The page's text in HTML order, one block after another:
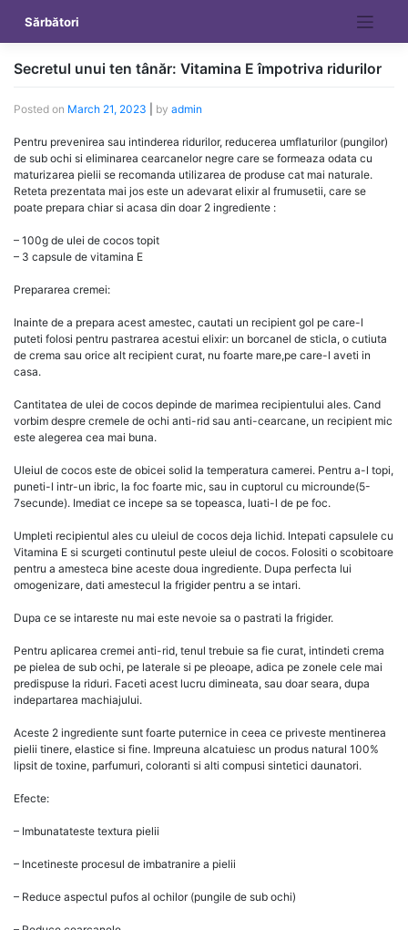
content
Sărbători
Secretul unui ten tânăr: Vitamina E împotriva ridurilor
Posted on March 21, 2023 by admin
Pentru prevenirea sau intinderea ridurilor, reducerea umflaturilor (pungilor)
de sub ochi si eliminarea cearcanelor negre care se formeaza odata cu
maturizarea pielii se recomanda utilizarea de produse cat mai naturale.
Reteta prezentata mai jos este un adevarat elixir al frumusetii, care se
poate prepara chiar si acasa din doar 2 ingrediente :
– 100g de ulei de cocos topit
– 3 capsule de vitamina E
Prepararea cremei:
Inainte de a prepara acest amestec, cautati un recipient gol pe care-l
puteti folosi pentru pastrarea acestui elixir: un borcanel de sticla, o cutiuta
de crema sau orice alt recipient curat, nu foarte mare,pe care-l aveti in
casa.
Cantitatea de ulei de cocos depinde de marimea recipientului ales. Cand
vorbim despre cremele de ochi anti-rid sau anti-cearcane, un recipient mic
este alegerea cea mai buna.
Uleiul de cocos este de obicei solid la temperatura camerei. Pentru a-l topi,
puneti-l intr-un ibric, la foc foarte mic, sau in cuptorul cu microunde(5-
7secunde). Imediat ce incepe sa se topeasca, luati-l de pe foc.
Umpleti recipientul ales cu uleiul de cocos deja lichid. Intepati capsulele cu
Vitamina E si scurgeti continutul peste uleiul de cocos. Folositi o scobitoare
pentru a amesteca bine aceste doua ingrediente. Dupa perfecta lui
omogenizare, dati amestecul la frigider pentru a se intari.
Dupa ce se intareste nu mai este nevoie sa o pastrati la frigider.
Pentru aplicarea cremei anti-rid, tenul trebuie sa fie curat, intindeti crema
pe pielea de sub ochi, pe laterale si pe pleoape, adica pe zonele cele mai
predispuse la riduri. Faceti acest lucru dimineata, sau doar seara, dupa
indepartarea machiajului.
Aceste 2 ingrediente sunt foarte puternice in ceea ce priveste mentinerea
pielii tinere, elastice si fine. Impreuna alcatuiesc un produs natural 100%
lipsit de toxine, parfumuri, coloranti si alti compusi sintetici daunatori.
Efecte:
– Imbunatateste textura pielii
– Incetineste procesul de imbatranire a pielii
– Reduce aspectul pufos al ochilor (pungile de sub ochi)